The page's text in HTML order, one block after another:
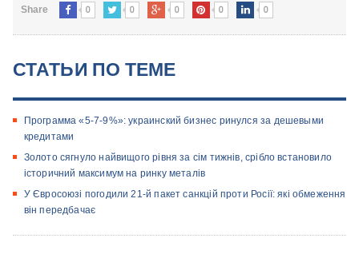
Share 0 0 0 0 0
СТАТЬИ ПО ТЕМЕ
Программа «5-7-9%»: украинский бизнес ринулся за дешевыми
кредитами
Золото сягнуло найвищого рівня за сім тижнів, срібло встановило
історичний максимум на ринку металів
У Євросоюзі погодили 21-й пакет санкцій проти Росії: які обмеження
він передбачає